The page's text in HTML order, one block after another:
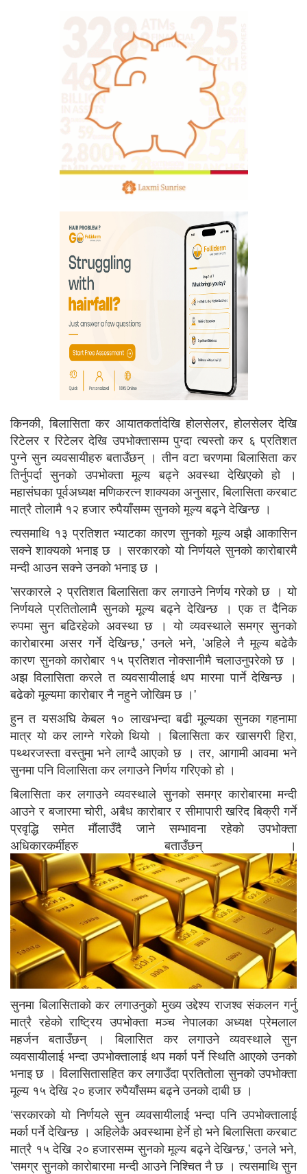
किनकी, बिलासिता कर आयातकर्तादेखि होलसेलर, होलसेलर देखि
रिटेलर र रिटेलर देखि उपभोक्तासम्म पुग्दा त्यस्तो कर ६ प्रतिशत
पुग्ने सुन व्यवसायीहरु बताउँछन् । तीन वटा चरणमा बिलासिता कर
तिर्नुपर्दा सुनको उपभोक्ता मूल्य बढ्ने अवस्था देखिएको हो ।
महासंघका पूर्वअध्यक्ष मणिकरत्न शाक्यका अनुसार, बिलासिता करबाट
मात्रै ताेलामै १२ हजार रुपैयाँसम्म सुनको मूल्य बढ्ने देखिन्छ ।
त्यसमाथि १३ प्रतिशत भ्याटका कारण सुनको मूल्य अझै आकासिन
सक्ने शाक्यको भनाइ छ । सरकारको यो निर्णयले सुनको कारोबारमै
मन्दी आउन सक्ने उनको भनाइ छ ।
'सरकारले २ प्रतिशत बिलासिता कर लगाउने निर्णय गरेको छ । यो
निर्णयले प्रतितोलामै सुनको मूल्य बढ्ने देखिन्छ । एक त दैनिक
रुपमा सुन बढिरहेको अवस्था छ । यो व्यवस्थाले समग्र सुनको
कारोबारमा असर गर्ने देखिन्छ,' उनले भने, 'अहिले नै मूल्य बढेकै
कारण सुनको कारोबार १५ प्रतिशत नोक्सानीमै चलाउनुपरेको छ ।
अझ विलासिता करले त व्यवसायीलाई थप मारमा पार्ने देखिन्छ ।
बढेको मूल्यमा कारोबार नै नहुने जोखिम छ ।'
हुन त यसअघि केबल १० लाखभन्दा बढी मूल्यका सुनका गहनामा
मात्र यो कर लाग्ने गरेको थियो । बिलासिता कर खासगरी हिरा,
पथ्थरजस्ता वस्तुमा भने लाग्दै आएको छ । तर, आगामी आवमा भने
सुनमा पनि विलासिता कर लगाउने निर्णय गरिएको हो ।
बिलासिता कर लगाउने व्यवस्थाले सुनको समग्र कारोबारमा मन्दी
आउने र बजारमा चोरी, अबैध कारोबार र सीमापारी खरिद बिक्री गर्ने
प्रवृद्धि समेत मौंलाउँदै जाने सम्भावना रहेको उपभोक्ता
अधिकारकर्मीहरु बताउँछन् ।
सुनमा बिलासिताको कर लगाउनुको मुख्य उद्देश्य राजश्व संकलन गर्नु
मात्रै रहेको राष्ट्रिय उपभोक्ता मञ्च नेपालका अध्यक्ष प्रेमलाल
महर्जन बताउँछन् । बिलासित कर लगाउने व्यवस्थाले सुन
व्यवसायीलाई भन्दा उपभोक्तालाई थप मर्का पर्ने स्थिति आएको उनको
भनाइ छ । विलासितासहित कर लगाउँदा प्रतितोला सुनको उपभोक्ता
मूल्य १५ देखि २० हजार रुपैयाँसम्म बढ्ने उनको दाबी छ ।
‘सरकारको यो निर्णयले सुन व्यवसायीलाई भन्दा पनि उपभोक्तालाई
मर्का पर्ने देखिन्छ । अहिलेकै अवस्थामा हेर्ने हो भने बिलासिता करबाट
मात्रै १५ देखि २० हजारसम्म सुनको मूल्य बढ्ने देखिन्छ,' उनले भने,
'समग्र सुनको कारोबारमा मन्दी आउने निश्चित नै छ । त्यसमाथि सुन